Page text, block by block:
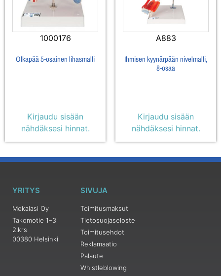
1000176
Olkapää 5-osainen lihasmalli
Kirjaudu sisään
nähdäksesi hinnat.
A883
Ihmisen kyynärpään nivelmalli,
8-osaa
Kirjaudu sisään
nähdäksesi hinnat.
YRITYS
Mekalasi Oy
Takomotie 1–3
2.krs
00380 Helsinki
SIVUJA
Toimitusmaksut
Tietosuojaseloste
Toimitusehdot
Reklamaatio
Palaute
Whistleblowing